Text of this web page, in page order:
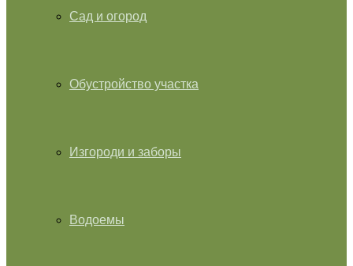
Сад и огород
Обустройство участка
Изгороди и заборы
Водоемы